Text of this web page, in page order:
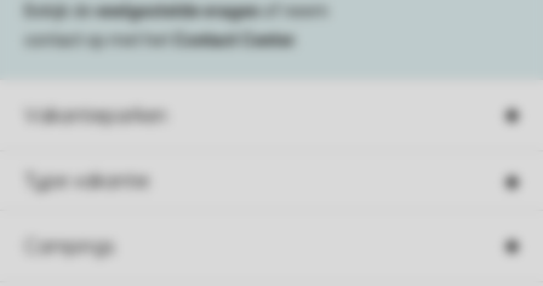
Vakantieparken
Type vakantie
Campings
Bekijk de veelgestelde vragen
of neem
contact op met het
Contact Center